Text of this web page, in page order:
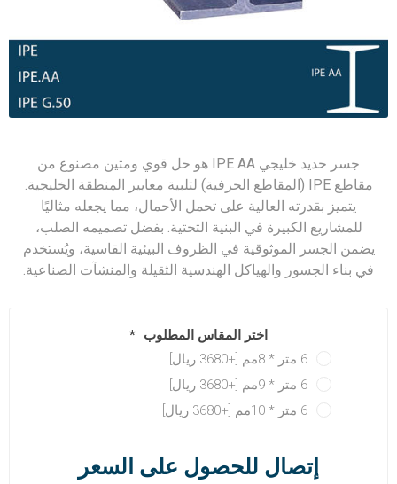
جسر حديد خليجي IPE AA هو حل قوي ومتين مصنوع من
مقاطع IPE (المقاطع الحرفية) لتلبية معايير المنطقة الخليجية.
يتميز بقدرته العالية على تحمل الأحمال، مما يجعله مثاليًا
للمشاريع الكبيرة في البنية التحتية. بفضل تصميمه الصلب،
يضمن الجسر الموثوقية في الظروف البيئية القاسية، ويُستخدم
في بناء الجسور والهياكل الهندسية الثقيلة والمنشآت الصناعية.
اختر المقاس المطلوب *
6 متر * 8مم [+3680 ريال]
6 متر * 9مم [+3680 ريال]
6 متر * 10مم [+3680 ريال]
إتصال للحصول على السعر